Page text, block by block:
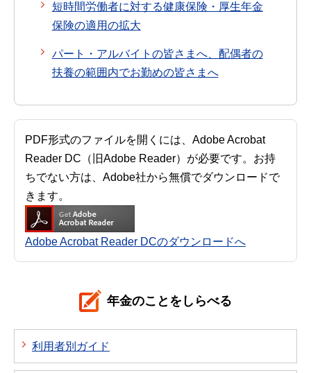
短時間労働者に対する健康保険・厚生年金
保険の適用の拡大
パート・アルバイトの皆さまへ、配偶者の
扶養の範囲内でお勤めの皆さまへ
PDF形式のファイルを開くには、Adobe Acrobat
Reader DC（旧Adobe Reader）が必要です。お持
ちでない方は、Adobe社から無償でダウンロードで
きます。
Adobe Acrobat Reader DCのダウンロードへ
年金のことをしらべる
利用者別ガイド